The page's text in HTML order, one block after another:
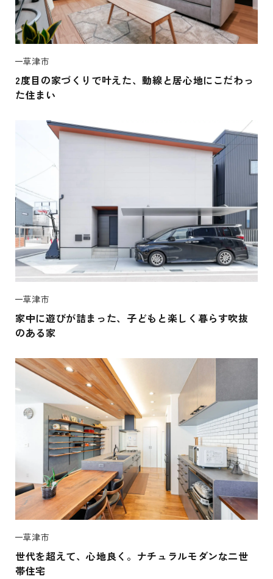
草津市
2度目の家づくりで叶えた、動線と居心地にこだわっ
た住まい
草津市
家中に遊びが詰まった、子どもと楽しく暮らす吹抜
のある家
草津市
世代を超えて、心地良く。ナチュラルモダンな二世
帯住宅